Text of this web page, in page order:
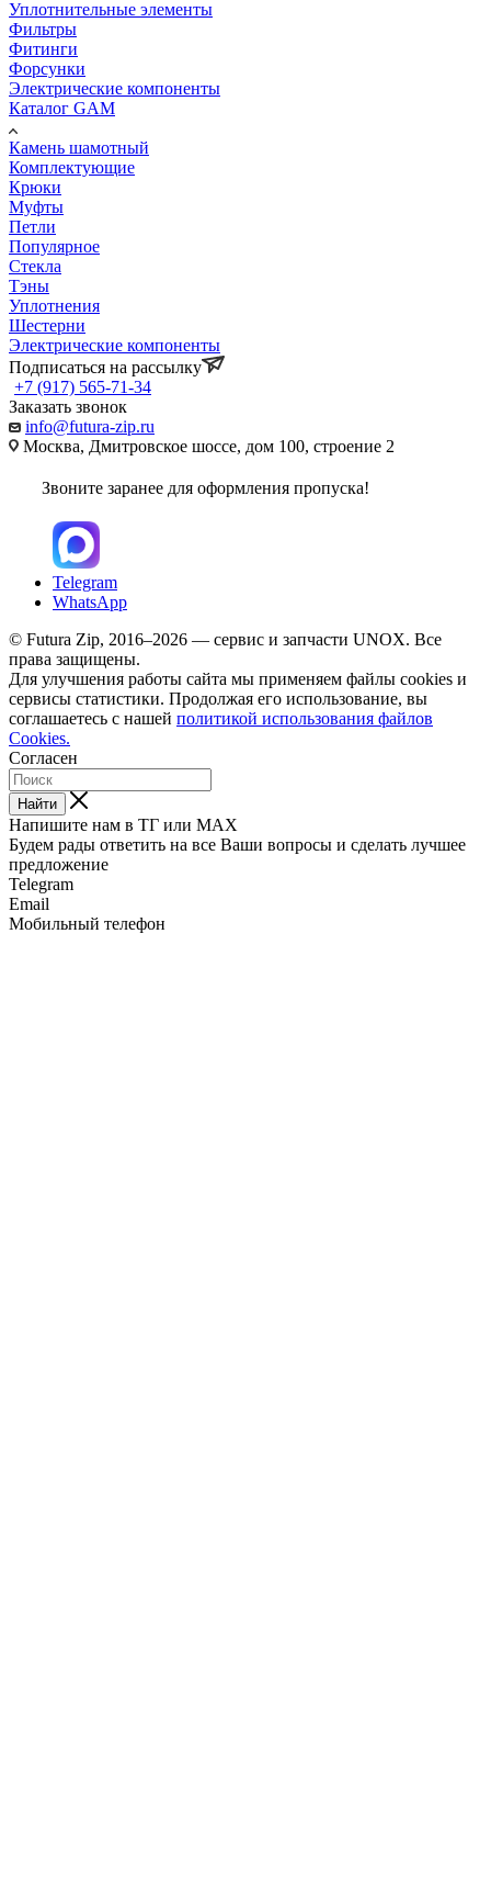
Уплотнительные элементы
Фильтры
Фитинги
Форсунки
Электрические компоненты
Каталог GAM
Камень шамотный
Комплектующие
Крюки
Муфты
Петли
Популярное
Стекла
Тэны
Уплотнения
Шестерни
Электрические компоненты
Подписаться на рассылку
+7 (917) 565-71-34
Заказать звонок
info@futura-zip.ru
Москва, Дмитровское шоссе, дом 100, строение 2
Звоните заранее для оформления пропуска!
Telegram
WhatsApp
© Futura Zip, 2016–2026 — сервис и запчасти UNOX. Все
права защищены.
Для улучшения работы сайта мы применяем файлы cookies и
сервисы статистики. Продолжая его использование, вы
соглашаетесь с нашей политикой использования файлов
Cookies.
Согласен
Найти
Напишите нам в ТГ или MAX
Будем рады ответить на все Ваши вопросы и сделать лучшее
предложение
Telegram
Email
Мобильный телефон